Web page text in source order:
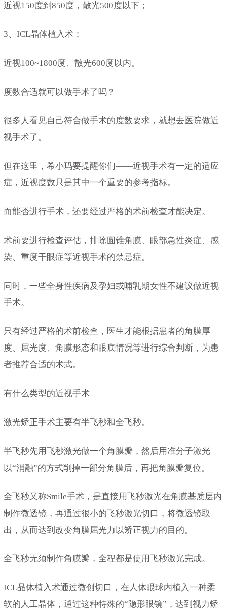
近视150度到850度，散光500度以下；
3、ICL晶体植入术：
近视100~1800度、散光600度以内。
度数合适就可以做手术了吗？
很多人看见自己符合做手术的度数要求，就想去医院做近
视手术了。
但在这里，希小玛要提醒你们——近视手术有一定的适应
症，近视度数只是其中一个重要的参考指标。
而能否进行手术，还要经过严格的术前检查才能决定。
术前要进行检查评估，排除圆锥角膜、眼部急性炎症、感
染、重度干眼症等近视手术的禁忌症。
同时，一些全身性疾病及孕妇或哺乳期女性不建议做近视
手术。
只有经过严格的术前检查，医生才能根据患者的角膜厚
度、屈光度、角膜形态和眼底情况等进行综合判断，为患
者推荐合适的术式。
有什么类型的近视手术
激光矫正手术主要有半飞秒和全飞秒。
半飞秒先用飞秒激光做一个角膜瓣，然后用准分子激光
以“消融”的方式削掉一部分角膜后，再把角膜瓣复位。
全飞秒又称Smile手术，是直接用飞秒激光在角膜基质层内
制作微透镜，再通过很小的飞秒激光切口，将微透镜取
出，从而达到改变角膜屈光力以矫正视力的目的。
全飞秒无须制作角膜瓣，全程都是使用飞秒激光完成。
ICL晶体植入术通过微创切口，在人体眼球内植入一种柔
软的人工晶体，通过这种特殊的“隐形眼镜”，达到视力矫